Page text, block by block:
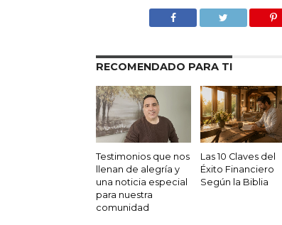
RECOMENDADO PARA TI
Testimonios que nos
llenan de alegría y
una noticia especial
para nuestra
comunidad
Las 10 Claves del
Éxito Financiero
Según la Biblia